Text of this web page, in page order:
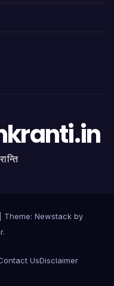
Theme: Newstackby
.
UsDisclaimer